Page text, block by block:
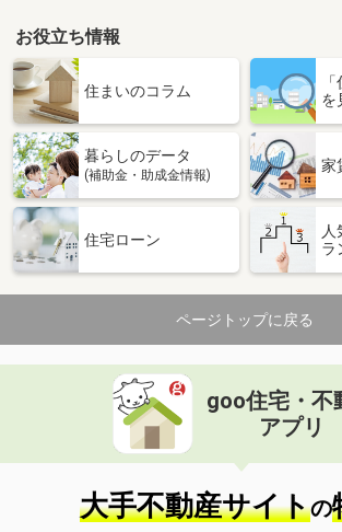
鳥取県鳥取市安長
価 格
5.20万円
鳥取県鳥取市安長
専有面積 33.39m²
間取り
ワンルーム
鳥取県東伯郡琴浦町大字徳万
住 所
鳥取県東伯郡琴浦町
専有面積 45.39m²
間取り
2DK
鳥取県鳥取市国府町宮下
価 格
住 所
鳥取県鳥取市国府町宮
専有面積 55.47m²
間取り
2LDK
お役立ち情報
住まいのコラム
を
暮らしのデータ
(補助金・助成金情報)
家
住宅ローン
人
ラ
ページトップに戻る
goo住宅・不
アプリ
大手不動産サイトの